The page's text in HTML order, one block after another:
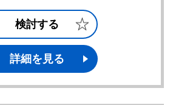
検討する
詳細を見る